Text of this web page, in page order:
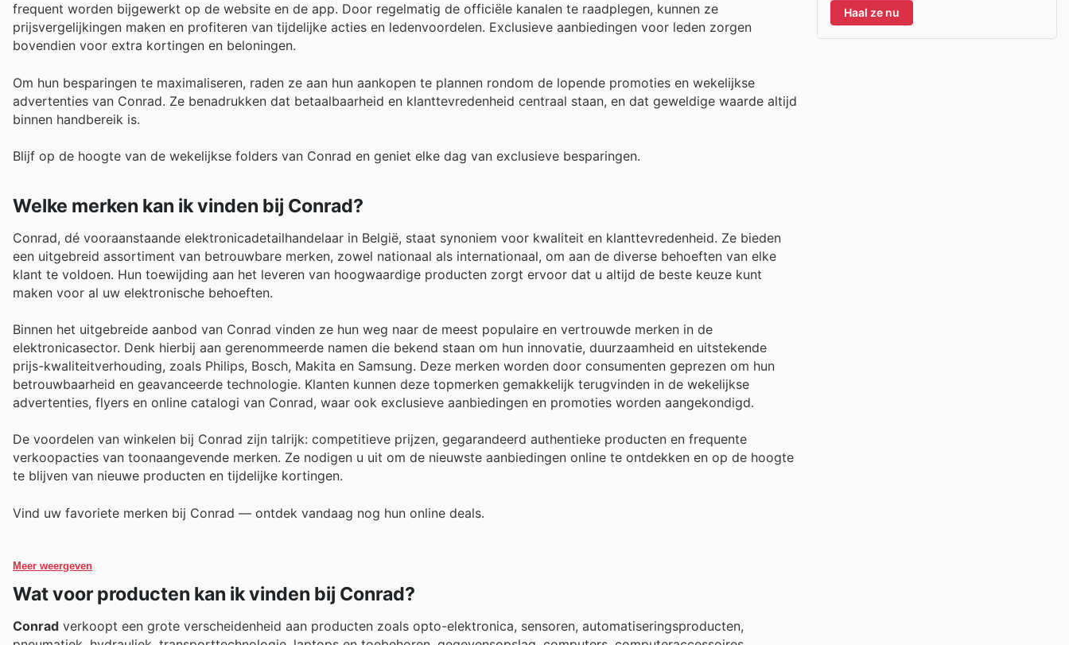
frequent worden bijgewerkt op de website en de app. Door regelmatig de officiële kanalen te raadplegen, kunnen ze
prijsvergelijkingen maken en profiteren van tijdelijke acties en ledenvoordelen. Exclusieve aanbiedingen voor leden zorgen
bovendien voor extra kortingen en beloningen.
Om hun besparingen te maximaliseren, raden ze aan hun aankopen te plannen rondom de lopende promoties en wekelijkse
advertenties van Conrad. Ze benadrukken dat betaalbaarheid en klanttevredenheid centraal staan, en dat geweldige waarde altijd
binnen handbereik is.
Blijf op de hoogte van de wekelijkse folders van Conrad en geniet elke dag van exclusieve besparingen.
Welke merken kan ik vinden bij Conrad?
Conrad, dé vooraanstaande elektronicadetailhandelaar in België, staat synoniem voor kwaliteit en klanttevredenheid. Ze bieden
een uitgebreid assortiment van betrouwbare merken, zowel nationaal als internationaal, om aan de diverse behoeften van elke
klant te voldoen. Hun toewijding aan het leveren van hoogwaardige producten zorgt ervoor dat u altijd de beste keuze kunt
maken voor al uw elektronische behoeften.
Binnen het uitgebreide aanbod van Conrad vinden ze hun weg naar de meest populaire en vertrouwde merken in de
elektronicasector. Denk hierbij aan gerenommeerde namen die bekend staan om hun innovatie, duurzaamheid en uitstekende
prijs-kwaliteitverhouding, zoals Philips, Bosch, Makita en Samsung. Deze merken worden door consumenten geprezen om hun
betrouwbaarheid en geavanceerde technologie. Klanten kunnen deze topmerken gemakkelijk terugvinden in de wekelijkse
advertenties, flyers en online catalogi van Conrad, waar ook exclusieve aanbiedingen en promoties worden aangekondigd.
De voordelen van winkelen bij Conrad zijn talrijk: competitieve prijzen, gegarandeerd authentieke producten en frequente
verkoopacties van toonaangevende merken. Ze nodigen u uit om de nieuwste aanbiedingen online te ontdekken en op de hoogte
te blijven van nieuwe producten en tijdelijke kortingen.
Vind uw favoriete merken bij Conrad — ontdek vandaag nog hun online deals.
Meer weergeven
Wat voor producten kan ik vinden bij Conrad?
Conrad verkoopt een grote verscheidenheid aan producten zoals opto-elektronica, sensoren, automatiseringsproducten,
Haal ze nu